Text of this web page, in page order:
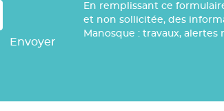
Envoyer
En remplissant ce
et non sollicitée, des
Manosque : travaux,